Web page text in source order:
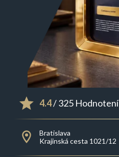
4.4/ 325 Hodnotení
Bratislava
Krajinská cesta 1021/12